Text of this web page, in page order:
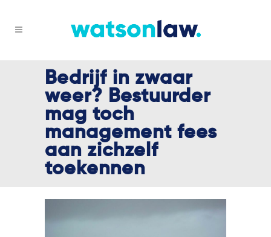
Bedrijf in zwaar
weer? Bestuurder
mag toch
management fees
aan zichzelf
toekennen